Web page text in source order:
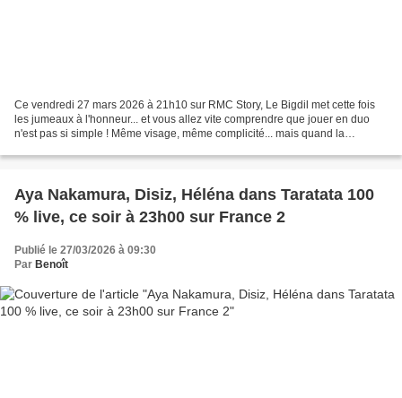
Ce vendredi 27 mars 2026 à 21h10 sur RMC Story, Le Bigdil met cette fois
les jumeaux à l'honneur... et vous allez vite comprendre que jouer en duo
n'est pas si simple ! Même visage, même complicité... mais quand la
Aya Nakamura, Disiz, Héléna dans Taratata 100
% live, ce soir à 23h00 sur France 2
Publié le 27/03/2026 à 09:30
Par Benoît